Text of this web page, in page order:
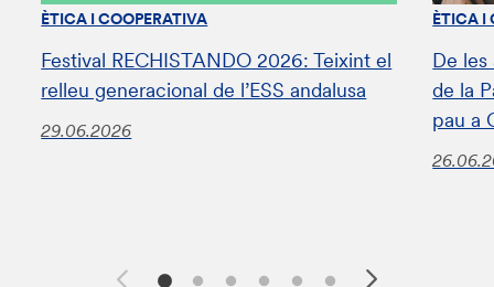
ÈTICA I COOPERATIVA
Festival RECHISTANDO 2026: Teixint el
relleu generacional de l’ESS andalusa
29.06.2026
ÈTICA I
De les
de la
pau a